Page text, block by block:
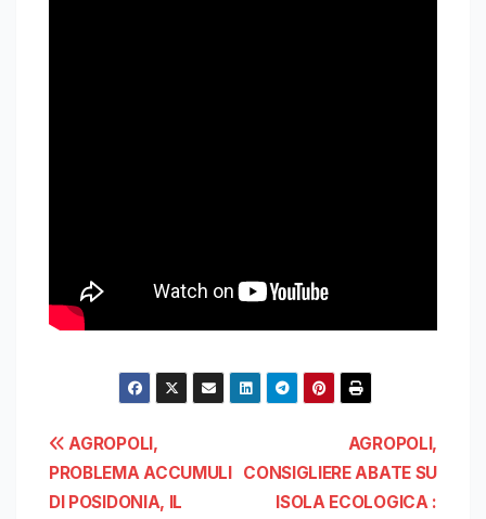
Navigazione
articoli
AGROPOLI,
CONSIGLIERE ABATE SU
ISOLA ECOLOGICA :
AGROPOLI,
PROBLEMA ACCUMULI
DI POSIDONIA, IL